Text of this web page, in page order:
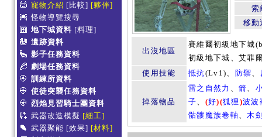
寵物介紹 [比較] [夥伴]
怪物導覽搜尋
地下城資料 [料理]
遺跡資料
影子任務資料
劇場任務資料
訓練所資料
使徒突襲任務資料
烈焰見習騎士團資料
武器改造模擬 [細工]
武器聚能 [效果] [材料]
索
移動
出沒地區
賽維爾初級地下城(
初級地下城、艾菲
使用技能
抵抗(Lv1)、 防禦、
掉落物品
雷之自然力 、箭、
子、 (好)(狐狸 )波波
骷髏魔族卷軸 、木